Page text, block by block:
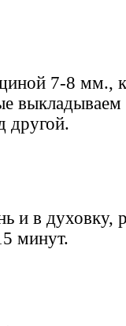
7-8 мм.,
выкладываем
другой.
и в духовку,
минут.